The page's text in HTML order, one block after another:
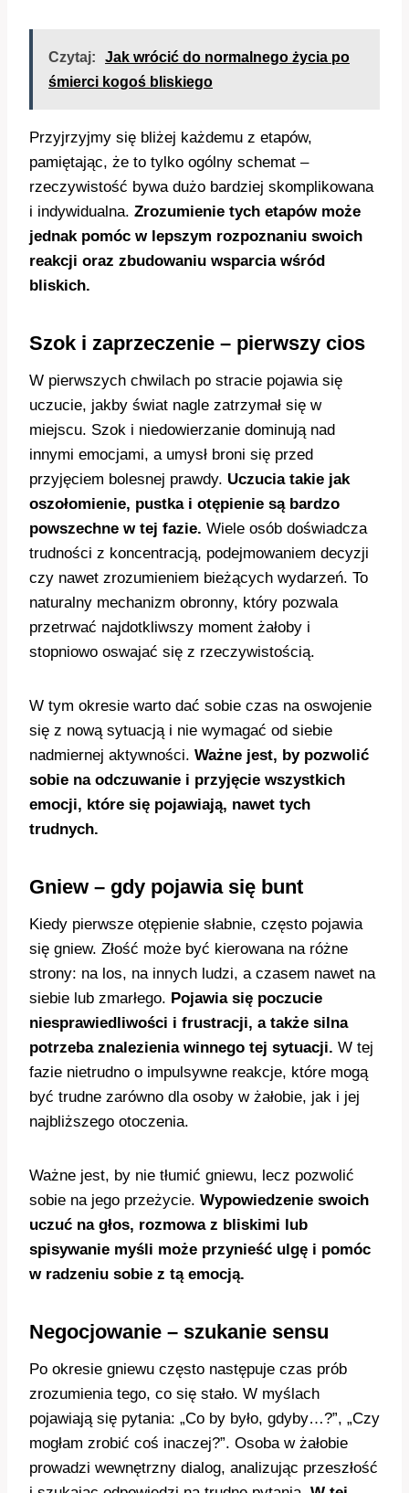
Czytaj:
Jak wrócić do normalnego życia po
śmierci kogoś bliskiego
Przyjrzyjmy się bliżej każdemu z etapów,
pamiętając, że to tylko ogólny schemat –
rzeczywistość bywa dużo bardziej skomplikowana
i indywidualna. Zrozumienie tych etapów może
jednak pomóc w lepszym rozpoznaniu swoich
reakcji oraz zbudowaniu wsparcia wśród
bliskich.
Szok i zaprzeczenie – pierwszy cios
W pierwszych chwilach po stracie pojawia się
uczucie, jakby świat nagle zatrzymał się w
miejscu. Szok i niedowierzanie dominują nad
innymi emocjami, a umysł broni się przed
przyjęciem bolesnej prawdy. Uczucia takie jak
oszołomienie, pustka i otępienie są bardzo
powszechne w tej fazie. Wiele osób doświadcza
trudności z koncentracją, podejmowaniem decyzji
czy nawet zrozumieniem bieżących wydarzeń. To
naturalny mechanizm obronny, który pozwala
przetrwać najdotkliwszy moment żałoby i
stopniowo oswajać się z rzeczywistością.
W tym okresie warto dać sobie czas na oswojenie
się z nową sytuacją i nie wymagać od siebie
nadmiernej aktywności. Ważne jest, by pozwolić
sobie na odczuwanie i przyjęcie wszystkich
emocji, które się pojawiają, nawet tych
trudnych.
Gniew – gdy pojawia się bunt
Kiedy pierwsze otępienie słabnie, często pojawia
się gniew. Złość może być kierowana na różne
strony: na los, na innych ludzi, a czasem nawet na
siebie lub zmarłego. Pojawia się poczucie
niesprawiedliwości i frustracji, a także silna
potrzeba znalezienia winnego tej sytuacji. W tej
fazie nietrudno o impulsywne reakcje, które mogą
być trudne zarówno dla osoby w żałobie, jak i jej
najbliższego otoczenia.
Ważne jest, by nie tłumić gniewu, lecz pozwolić
sobie na jego przeżycie. Wypowiedzenie swoich
uczuć na głos, rozmowa z bliskimi lub
spisywanie myśli może przynieść ulgę i pomóc
w radzeniu sobie z tą emocją.
Negocjowanie – szukanie sensu
Po okresie gniewu często następuje czas prób
zrozumienia tego, co się stało. W myślach
pojawiają się pytania: „Co by było, gdyby…?”, „Czy
mogłam zrobić coś inaczej?”. Osoba w żałobie
prowadzi wewnętrzny dialog, analizując przeszłość